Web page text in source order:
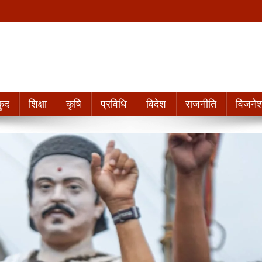
शिक्षा कृषि प्रविधि विदेश राजनीति